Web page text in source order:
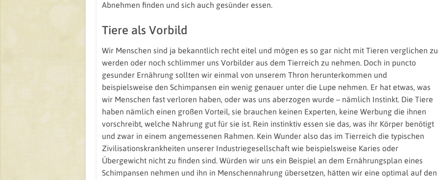
Abnehmen finden und sich auch gesünder essen.
Tiere als Vorbild
Wir Menschen sind ja bekanntlich recht eitel und mögen es so gar nicht mit Tieren verglichen zu
werden oder noch schlimmer uns Vorbilder aus dem Tierreich zu nehmen. Doch in puncto
gesunder Ernährung sollten wir einmal von unserem Thron herunterkommen und
beispielsweise den Schimpansen ein wenig genauer unter die Lupe nehmen. Er hat etwas, was
wir Menschen fast verloren haben, oder was uns aberzogen wurde – nämlich Instinkt. Die Tiere
haben nämlich einen großen Vorteil, sie brauchen keinen Experten, keine Werbung die ihnen
vorschreibt, welche Nahrung gut für sie ist. Rein instinktiv essen sie das, was ihr Körper benötigt
und zwar in einem angemessenen Rahmen. Kein Wunder also das im Tierreich die typischen
Zivilisationskrankheiten unserer Industriegesellschaft wie beispielsweise Karies oder
Übergewicht nicht zu finden sind. Würden wir uns ein Beispiel an dem Ernährungsplan eines
Schimpansen nehmen und ihn in Menschennahrung übersetzen, hätten wir eine optimal auf den